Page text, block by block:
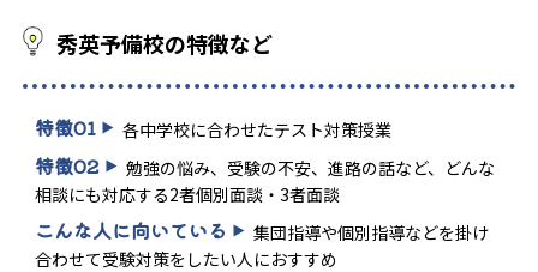
秀英予備校の特徴など
特徴01 各中学校に合わせたテスト対策授業
特徴02
勉強の悩み、受験の不安、進路の話など、どんな
相談にも対応する2者個別面談・3者面談
こんな人に向いている
集団指導や個別指導などを掛け
合わせて受験対策をしたい人におすすめ